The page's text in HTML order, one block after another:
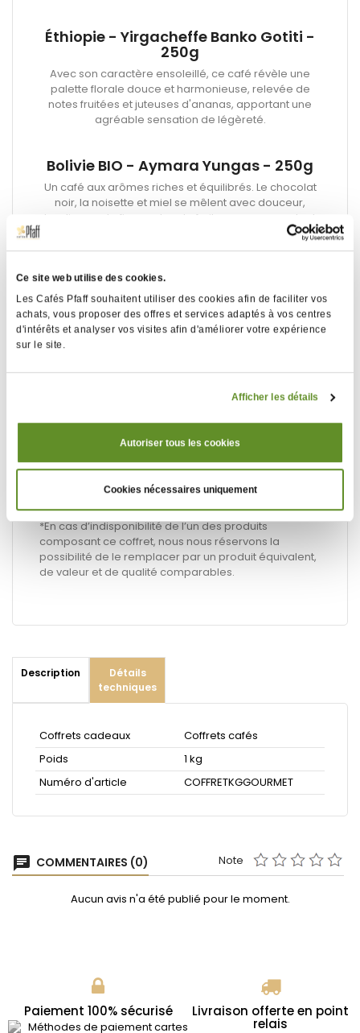
Ce site web utilise des cookies.
Les Cafés Pfaff souhaitent utiliser des cookies afin de faciliter vos
achats, vous proposer des offres et services adaptés à vos centres
d'intérêts et analyser vos visites afin d'améliorer votre expérience
sur le site.
Afficher les détails
Autoriser tous les cookies
Cookies nécessaires uniquement
Éthiopie - Yirgacheffe Banko Gotiti -
250g
Avec son caractère ensoleillé, ce café révèle une
palette florale douce et harmonieuse, relevée de
notes fruitées et juteuses d'ananas, apportant une
agréable sensation de légèreté.
Bolivie BIO - Aymara Yungas - 250g
Un café aux arômes riches et équilibrés. Le chocolat
noir, la noisette et miel se mêlent avec douceur,
tandis que de fines notes de fruits rouges apportent
Honduras BIO - Marcala Ceiba - 250g
Ce café 100 % biologique offre une tasse
parfaitement équilibrée où la douceur du chocolat
rencontre des notes de caramel et de fruits à coque.
En arrière-plan, de subtiles touches d'agrumes
l'ensemble.
Petite valisette
*En cas d’indisponibilité de l’un des produits
composant ce coffret, nous nous réservons la
possibilité de le remplacer par un produit équivalent,
de valeur et de qualité comparables.
Description
Détails
techniques
Coffrets cadeaux
Coffrets cafés
Poids
1 kg
Numéro d'article
COFFRETKGGOURMET
chat COMMENTAIRES (0) Note
Aucun avis n'a été publié pour le moment.
Paiement 100% sécurisé Livraison offerte en point
relais